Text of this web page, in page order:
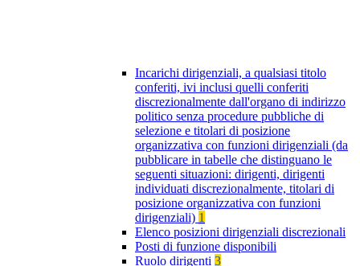
Incarichi dirigenziali, a qualsiasi titolo
conferiti, ivi inclusi quelli conferiti
discrezionalmente dall'organo di indirizzo
politico senza procedure pubbliche di
selezione e titolari di posizione
organizzativa con funzioni dirigenziali (da
pubblicare in tabelle che distinguano le
seguenti situazioni: dirigenti, dirigenti
individuati discrezionalmente, titolari di
posizione organizzativa con funzioni
dirigenziali) 1
Elenco posizioni dirigenziali discrezionali
Posti di funzione disponibili
Ruolo dirigenti 3